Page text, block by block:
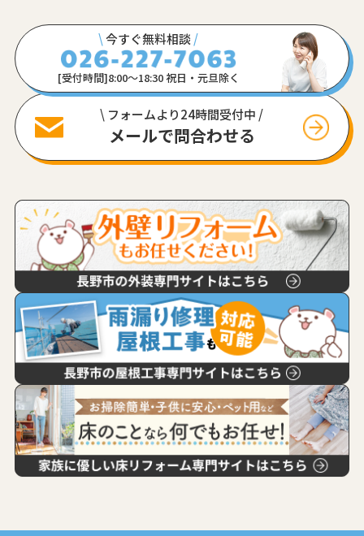
\今すぐ無料相談 /
[受付時間]8:00〜18:30 祝日・元旦除く
\ フォームより24時間受付中 /
メールで問合わせる